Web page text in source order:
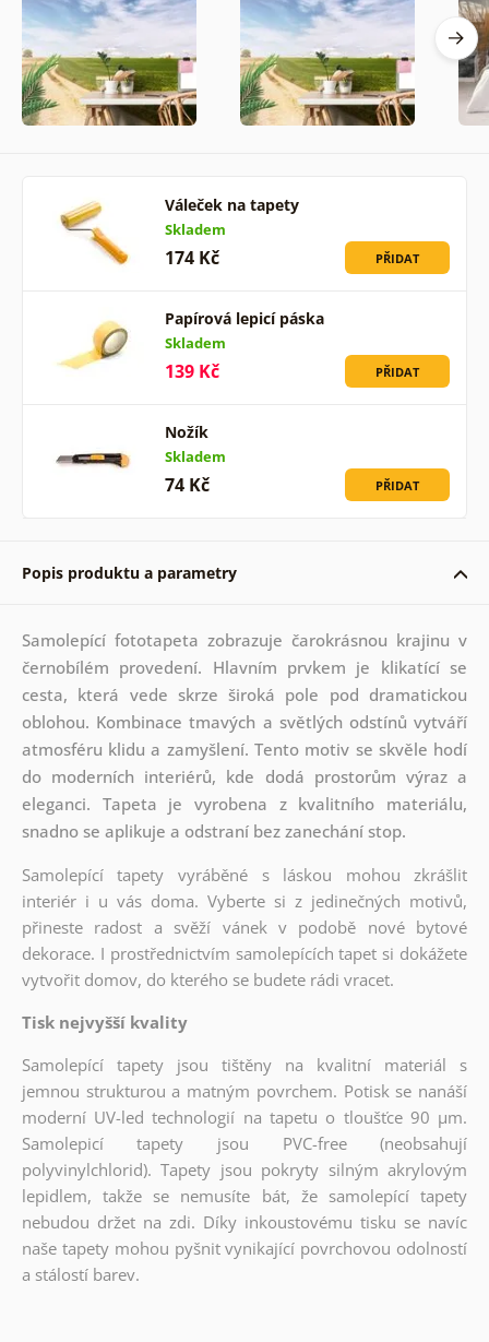
Váleček na tapety
Skladem
174 Kč PŘIDAT
Papírová lepicí páska
Skladem
139 Kč PŘIDAT
Nožík
Skladem
74 Kč PŘIDAT
Popis produktu a parametry
Samolepící fototapeta zobrazuje čarokrásnou krajinu v
černobílém provedení. Hlavním prvkem je klikatící se
cesta, která vede skrze široká pole pod dramatickou
oblohou. Kombinace tmavých a světlých odstínů vytváří
atmosféru klidu a zamyšlení. Tento motiv se skvěle hodí
do moderních interiérů, kde dodá prostorům výraz a
eleganci. Tapeta je vyrobena z kvalitního materiálu,
snadno se aplikuje a odstraní bez zanechání stop.
Samolepící tapety vyráběné s láskou mohou zkrášlit
interiér i u vás doma. Vyberte si z jedinečných motivů,
přineste radost a svěží vánek v podobě nové bytové
dekorace. I prostřednictvím samolepících tapet si dokážete
vytvořit domov, do kterého se budete rádi vracet.
Tisk nejvyšší kvality
Samolepící tapety jsou tištěny na kvalitní materiál s
jemnou strukturou a matným povrchem. Potisk se nanáší
moderní UV-led technologií na tapetu o tloušťce 90 µm.
Samolepicí tapety jsou PVC-free (neobsahují
polyvinylchlorid). Tapety jsou pokryty silným akrylovým
lepidlem, takže se nemusíte bát, že samolepící tapety
nebudou držet na zdi. Díky inkoustovému tisku se navíc
naše tapety mohou pyšnit vynikající povrchovou odolností
a stálostí barev.